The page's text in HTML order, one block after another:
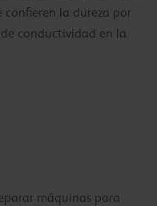
confieren la dureza por
conductividad en la
máquinas para